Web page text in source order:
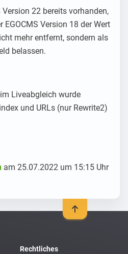
Version 22 bereits vorhanden,
Version 18 der Wert
mehr entfernt, sondern als
belassen.
Liveabgleich wurde
und URLs (nur Rewrite2)
am 25.07.2022 um 15:15 Uhr
Rechtliches